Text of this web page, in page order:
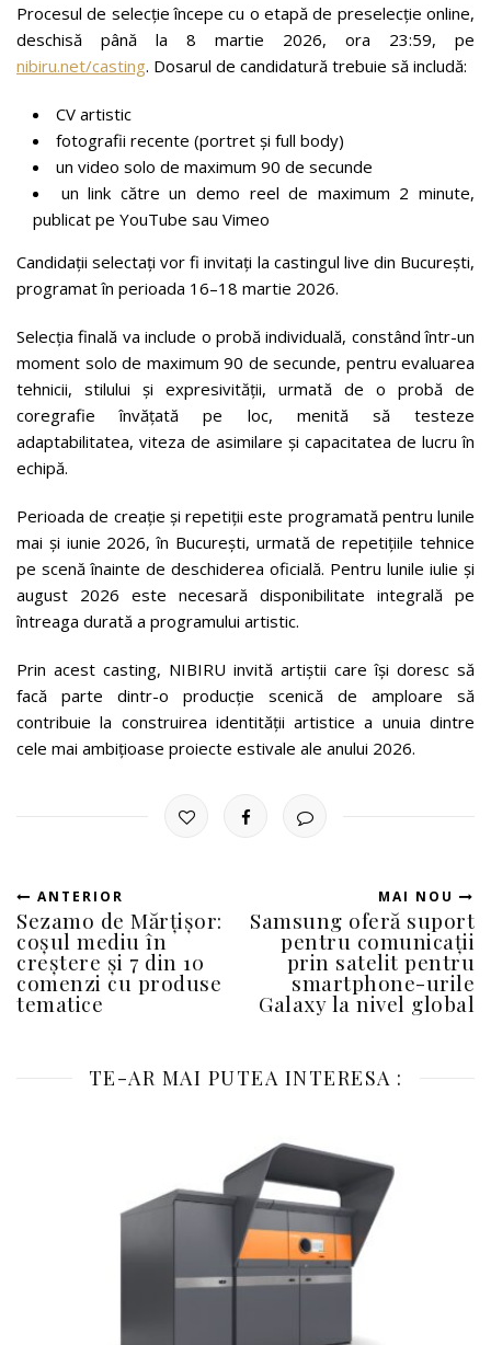
Procesul de selecție începe cu o etapă de preselecție online,
deschisă până la 8 martie 2026, ora 23:59, pe
nibiru.net/casting. Dosarul de candidatură trebuie să includă:
CV artistic
fotografii recente (portret și full body)
un video solo de maximum 90 de secunde
un link către un demo reel de maximum 2 minute,
publicat pe YouTube sau Vimeo
Candidații selectați vor fi invitați la castingul live din București,
programat în perioada 16–18 martie 2026.
Selecția finală va include o probă individuală, constând într-un
moment solo de maximum 90 de secunde, pentru evaluarea
tehnicii, stilului și expresivității, urmată de o probă de
coregrafie învățată pe loc, menită să testeze
adaptabilitatea, viteza de asimilare și capacitatea de lucru în
echipă.
Perioada de creație și repetiții este programată pentru lunile
mai și iunie 2026, în București, urmată de repetițiile tehnice
pe scenă înainte de deschiderea oficială. Pentru lunile iulie și
august 2026 este necesară disponibilitate integrală pe
întreaga durată a programului artistic.
Prin acest casting, NIBIRU invită artiștii care își doresc să
facă parte dintr-o producție scenică de amploare să
contribuie la construirea identității artistice a unuia dintre
cele mai ambițioase proiecte estivale ale anului 2026.
ANTERIOR
Sezamo de Mărțișor:
coșul mediu în
creștere și 7 din 10
comenzi cu produse
tematice
MAI NOU
Samsung oferă suport
pentru comunicații
prin satelit pentru
smartphone-urile
Galaxy la nivel global
TE-AR MAI PUTEA INTERESA :